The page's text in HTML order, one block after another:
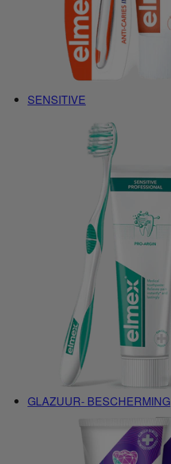
SENSITIVE
GLAZUUR- BESCHERMING